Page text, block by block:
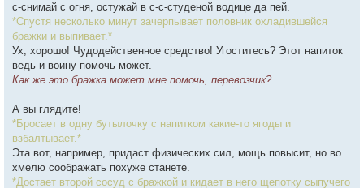
с-снимай с огня, остужай в с-с-студеной водице да пей.
*Спустя несколько минут зачерпывает половник охладившейся
бражки и выпивает.*
Ух, хорошо! Чудодейственное средство! Угоститесь? Этот напиток
ведь и воину помочь может.
Как же это бражка может мне помочь, перевозчик?
А вы глядите!
*Бросает в одну бутылочку с напитком какие-то ягоды и
взбалтывает.*
Эта вот, например, придаст физических сил, мощь повысит, но во
хмелю соображать похуже станете.
*Достает второй сосуд с бражкой и кидает в него щепотку сыпучего